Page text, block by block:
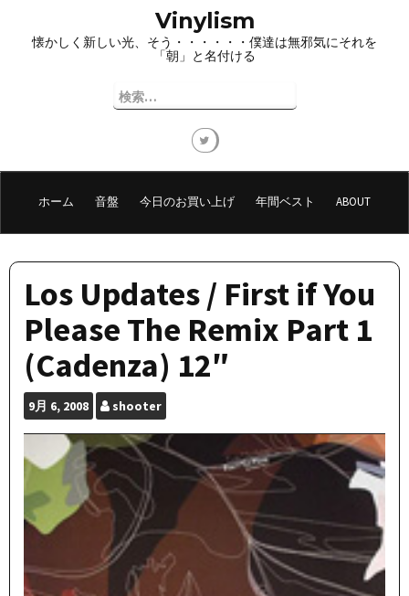
プ
Vinylism
懐かしく新しい光、そう・・・・・・僕達は無邪気にそれを
「朝」と名付ける
検
索:
ホーム 音盤 今日のお買い上げ 年間ベスト ABOUT
Los Updates / First if You
Please The Remix Part 1
(Cadenza) 12″
9月 6, 2008 shooter